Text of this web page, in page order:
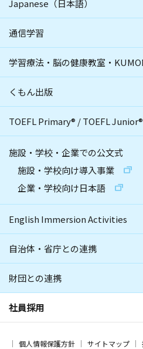
Japanese（日本語）
通信学習
学習療法・脳の健康教室・
くもん出版
TOEFL Primary® /TOEFL Junior®
施設・学校・企業での公文式
施設・学校向け導入事業
企業・学校向け日本語
English Immersion Activities
自治体・省庁との連携
財団との連携
社員採用
個人情報保護方針 サイトマップ